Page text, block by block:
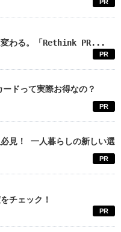
PR
変わる。「Rethink PR...
PR
ドって実際お得なの？
PR
見！ 一人暮らしの新しい選
PR
チェック！
PR